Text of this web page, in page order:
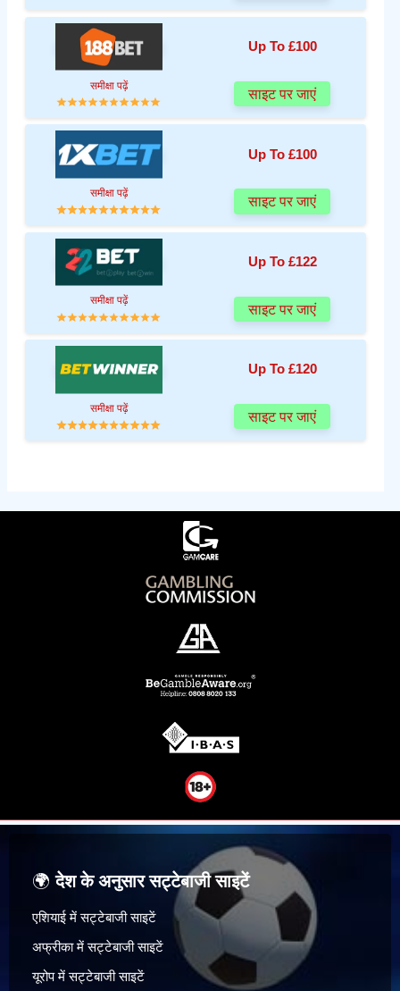
Up To £100
समीक्षा पढ़ें
साइट पर जाएं
Up To £100
समीक्षा पढ़ें
साइट पर जाएं
Up To £122
समीक्षा पढ़ें
साइट पर जाएं
Up To £120
समीक्षा पढ़ें
साइट पर जाएं
🌍देश के अनुसार सट्टेबाजी साइटें
एशियाई में सट्टेबाजी साइटें
अफ्रीका में सट्टेबाजी साइटें
यूरोप में सट्टेबाजी साइटें